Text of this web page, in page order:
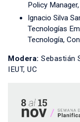
Policy
Ignacio Silva
Tecnologías
Tecnología,
Modera: Sebastián
IEUT, UC